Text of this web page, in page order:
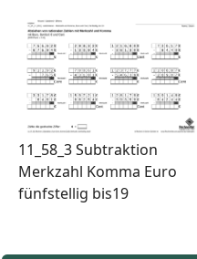
11_58_3 Subtraktion
Merkzahl Komma Euro
fünfstellig bis19